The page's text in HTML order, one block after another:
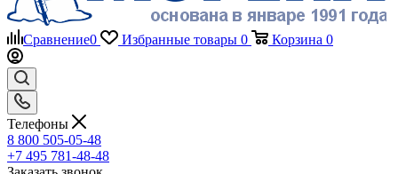
Сравнение0 Избранные товары 0 Корзина 0
Телефоны
8 800 505-05-48
+7 495 781-48-48